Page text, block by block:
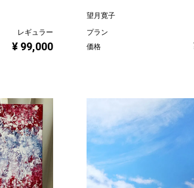
レギュラー
¥ 99,000
望月寛子
プラン
価格